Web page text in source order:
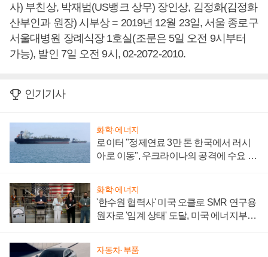
사) 부친상, 박재범(US뱅크 상무) 장인상, 김정화(김정화
산부인과 원장) 시부상 = 2019년 12월 23일, 서울 종로구
서울대병원 장례식장 1호실(조문은 5일 오전 9시부터
가능), 발인 7일 오전 9시, 02-2072-2010.
인기기사
화학·에너지
로이터 "정제연료 3만 톤 한국에서 러시
아로 이동", 우크라이나의 공격에 수요 늘
화학·에너지
'한수원 협력사' 미국 오클로 SMR 연구용
원자로 '임계 상태' 도달, 미국 에너지부
자동차·부품